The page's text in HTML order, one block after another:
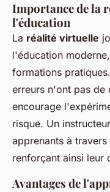
Importance de la
l'éducation
La réalité virtuelle
l'éducation
formations
erreurs n'ont pas de
encourage
risque. Un
apprenants à
renforçant ainsi leur
Avantages de